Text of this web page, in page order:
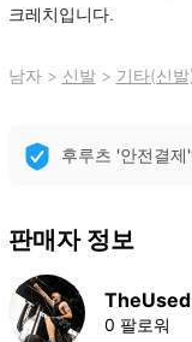
크레치입니다.
남자> 신발> 기타(신발
후루츠 '안전결
판매자 정보
TheUsed
0 팔로워